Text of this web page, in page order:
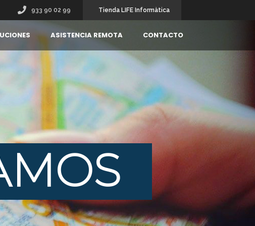
933 90 02 99 Tienda LIFE Informàtica
ASISTENCIA REMOTA CONTACTO